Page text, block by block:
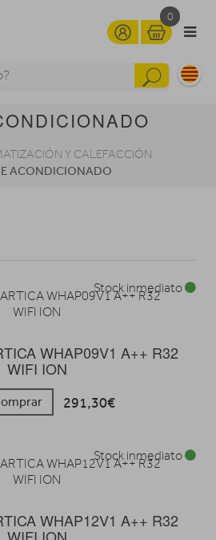
0
Y CALEFACCIÓN
ACONDICIONADO
WHAP09V1 A++ R32
WIFI ION
291,30€
Stock inmediato
WHAP12V1 A++ R32
Stock inmediato